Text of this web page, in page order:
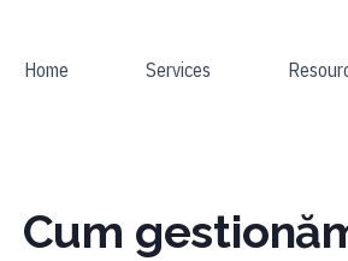
Home Services
Cum